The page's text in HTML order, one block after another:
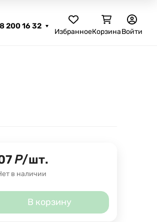
200 16 32
ИзбранноеКорзинаВойти
Р/шт.
в наличии
В корзину